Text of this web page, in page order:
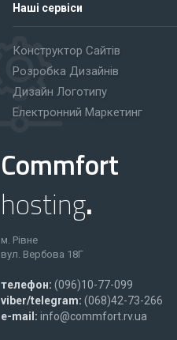
Наші сервіси
Конструктор Сайтів
Розробка Дизайнів
Дизайн Логотипу
Електронний Маркетинг
Commfort
hosting.
м. Рівне
вул. Вербова 18Г
телефон: (096)10-77-099
viber/telegram: (068)42-73-266
e-mail: info@commfort.rv.ua